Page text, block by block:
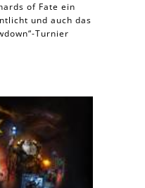
of Fate ein
und auch das
Turnier